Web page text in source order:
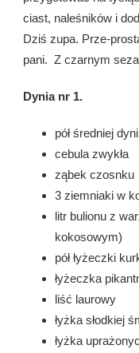
ciast, naleśników i
Dziś zupa. Prze-
pani. Z czarnym
Dynia nr 1.
pół średniej
cebula zwykła
ząbek czosnku
3 ziemniaki w
litr bulionu z
kokosowym)
pół łyżeczki
łyżeczka
liść laurowy
łyżka słodkiej
łyżka